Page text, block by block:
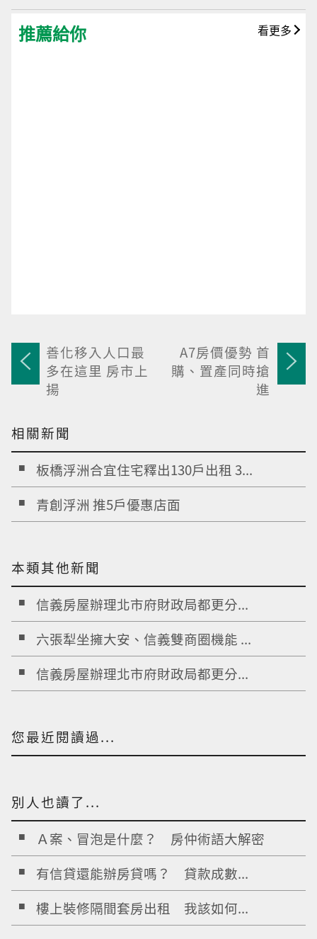
推薦給你 看更多
善化移入人口最
多在這里 房市上
揚
A7房價優勢 首
購、置產同時搶
進
相關新聞
板橋浮洲合宜住宅釋出130戶出租 3...
青創浮洲 推5戶優惠店面
本類其他新聞
信義房屋辦理北市府財政局都更分...
六張犁坐擁大安、信義雙商圈機能 ...
信義房屋辦理北市府財政局都更分...
您最近閱讀過...
別人也讀了...
Ａ案、冒泡是什麼？ 房仲術語大解密
有信貸還能辦房貸嗎？ 貸款成數...
樓上裝修隔間套房出租 我該如何...